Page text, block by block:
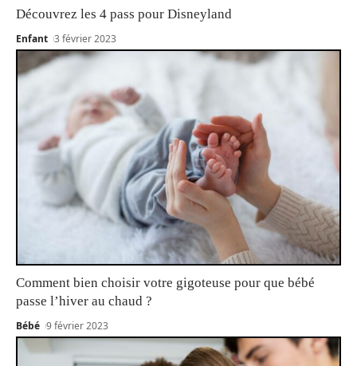
Découvrez les 4 pass pour Disneyland
Enfant 3 février 2023
Comment bien choisir votre gigoteuse pour que bébé
passe l’hiver au chaud ?
Bébé 9 février 2023